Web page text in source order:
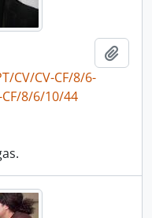
CV/CV-CF/8/6-
CF/8/6/10/44